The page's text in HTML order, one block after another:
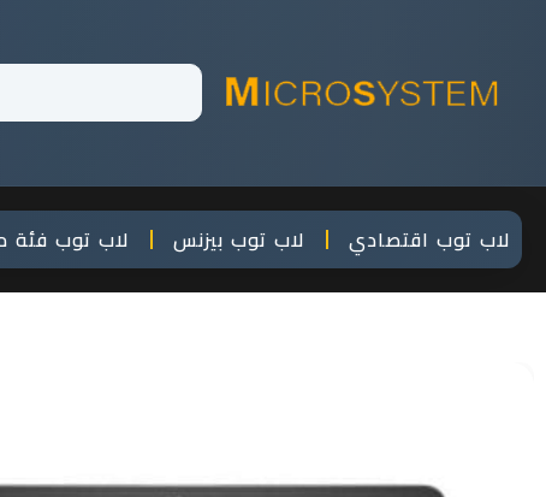
لاب توب اقتصادي لاب توب بيزنس لاب توب فئة